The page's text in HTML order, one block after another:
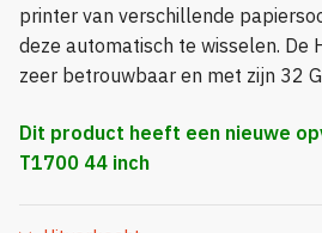
printer van verschillende
deze automatisch te wisselen. De
zeer betrouwbaar en met zijn 32
Dit product heeft een nieuwe
T1700 44 inch